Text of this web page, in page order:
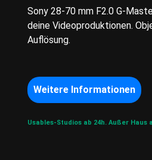
Sony 28-70 mm F2.0 G-
deine Videoproduktionen.
Auflösung.
Weitere Informationen
Usables-Studios ab 24h. Außer Haus